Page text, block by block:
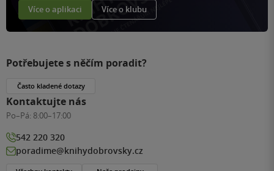
Více o aplikaci Více o klubu
Potřebujete s něčím poradit?
Často kladené dotazy
Kontaktujte nás
Po–Pá: 8:00–17:00
542 220 320
poradime@knihydobrovsky.cz